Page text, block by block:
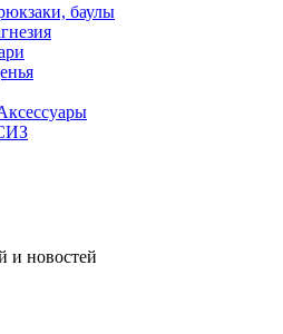
баулы
и новостей